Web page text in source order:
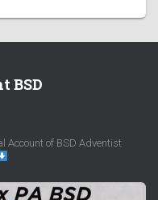
BSD
Account of BSD Adventist